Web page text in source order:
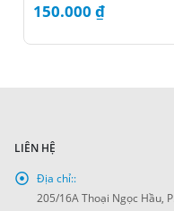
150.000 ₫
LIÊN HỆ
Địa chỉ::
205/16A Thoại Ngọc Hầu,